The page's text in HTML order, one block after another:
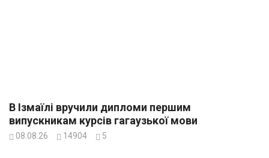
В Ізмаїлі вручили дипломи першим
випускникам курсів гагаузької мови
08.08.26 14904 5